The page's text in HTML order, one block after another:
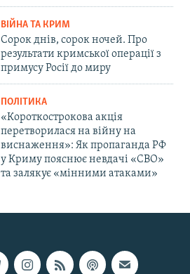
ВІЙНА ТА КРИМ
Сорок днів, сорок ночей. Про
результати кримської операції з
примусу Росії до миру
ПОЛІТИКА
«Короткострокова акція
перетворилася на війну на
виснаження»: Як пропаганда РФ
у Криму пояснює невдачі «СВО»
та залякує «мінними атаками»